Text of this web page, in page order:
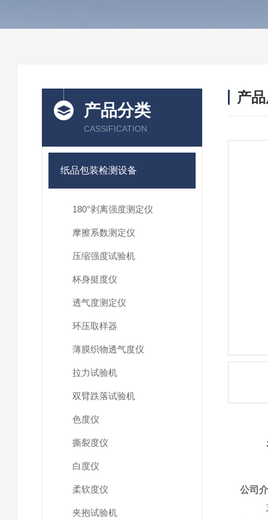
产品分类
CASSIFICATION
纸品包装检测设备
180°剥离强度测定仪
摩擦系数测定仪
压缩强度试验机
杯身挺度仪
透气度测定仪
环压取样器
薄膜织物透气度仪
拉力试验机
双臂跌落试验机
色度仪
撕裂度仪
白度仪
柔软度仪
夹抱试验机
产
公司